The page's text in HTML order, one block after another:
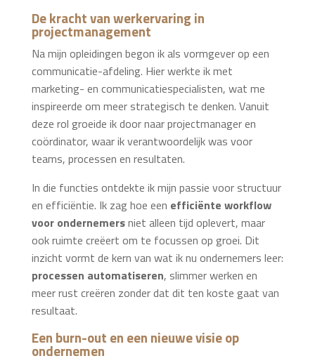
De kracht van werkervaring in
projectmanagement
Na mijn opleidingen begon ik als vormgever op een
communicatie-afdeling. Hier werkte ik met
marketing- en communicatiespecialisten, wat me
inspireerde om meer strategisch te denken. Vanuit
deze rol groeide ik door naar projectmanager en
coördinator, waar ik verantwoordelijk was voor
teams, processen en resultaten.
In die functies ontdekte ik mijn passie voor structuur
en efficiëntie. Ik zag hoe een efficiënte workflow
voor ondernemersniet alleen tijd oplevert, maar
ook ruimte creëert om te focussen op groei. Dit
inzicht vormt de kern van wat ik nu ondernemers leer:
processen automatiseren, slimmer werken en
meer rust creëren zonder dat dit ten koste gaat van
resultaat.
Een burn-out en een nieuwe visie op
ondernemen